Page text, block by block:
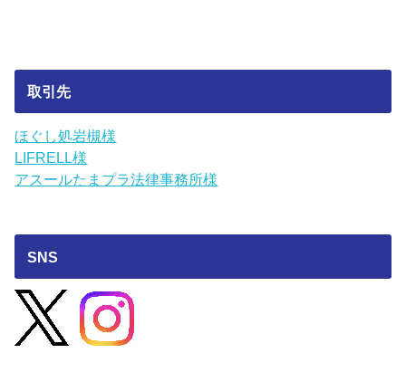
取引先
ほぐし処岩槻様
LIFRELL様
アスールたまプラ法律事務所様
SNS